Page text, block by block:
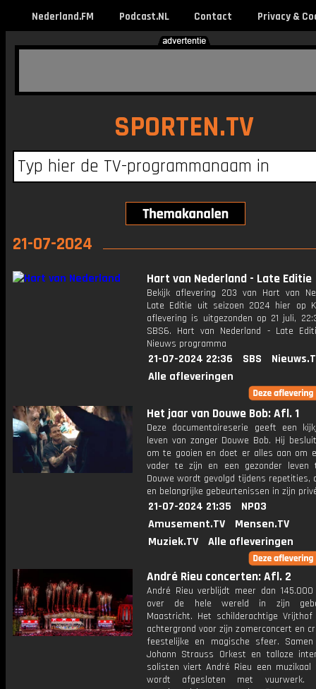
Nederland.FM Podcast.NL Contact Privacy &
SPORTEN.TV
21-07-2024
Hart van Nederland - Late Editie
Bekijk aflevering 203 van Hart van
Late Editie uit seizoen 2024 hier op
aflevering is uitgezonden op 21 juli,
SBS6. Hart van Nederland - Late
Nieuws programma
21-07-2024 22:36 SBS
Alle afleveringen
Het jaar van Douwe Bob: Afl. 1
Deze documentaireserie geeft een
leven van zanger Douwe Bob. Hij
om te gooien en doet er alles aan om
vader te zijn en een gezonder leven
Douwe wordt gevolgd tijdens repetities,
en belangrijke gebeurtenissen in zijn
21-07-2024 21:35
NPO3
Amusement.TV
Mensen.TV
Muziek.TV
Alle afleveringen
André Rieu concerten: Afl. 2
André Rieu verblijdt meer dan
over de hele wereld in zijn
Maastricht. Het schilderachtige
achtergrond voor zijn zomerconcert en
feestelijke en magische sfeer.
Johann Strauss Orkest en talloze
solisten viert André Rieu een
wordt afgesloten met vuurwerk.